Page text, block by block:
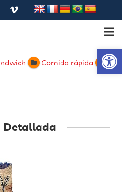
Comida rápida
Detallada